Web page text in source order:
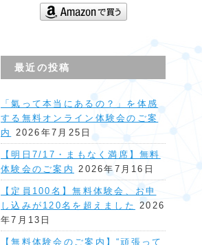
最近の投稿
「氣って本当にあるの？」を体感
する無料オンライン体験会のご案
内
2026年7月25日
【明日7/17・まもなく満席】無料
体験会のご案内
2026年7月16日
【定員100名】無料体験会、お申
し込みが120名を超えました
2026
年7月13日
【無料体験会のご案内】“頑張って